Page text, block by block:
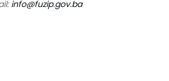
info@fuzip.gov.ba